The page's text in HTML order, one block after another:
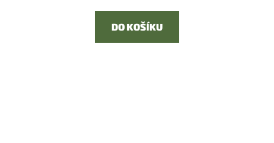
DO KOŠÍKU